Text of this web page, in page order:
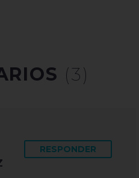
(3)
RESPONDER